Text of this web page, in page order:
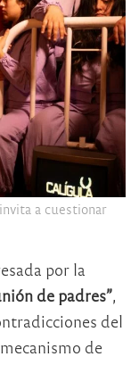
a cuestionar
por la
de padres”,
del
de